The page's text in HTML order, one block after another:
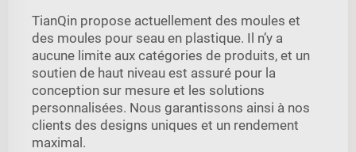
TianQin propose actuellement des moules et
des moules pour seau en plastique. Il n’y a
aucune limite aux catégories de produits, et un
soutien de haut niveau est assuré pour la
conception sur mesure et les solutions
personnalisées. Nous garantissons ainsi à nos
clients des designs uniques et un rendement
maximal.